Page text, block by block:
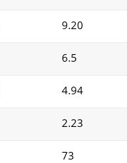
9.20
6.5
4.94
2.23
73